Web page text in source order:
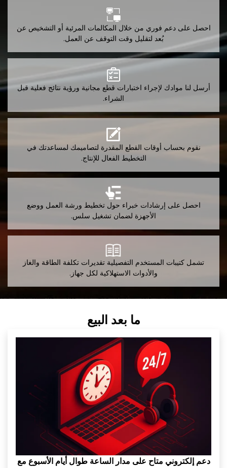
احصل على دعم فوري من خلال المكالمات المرئية أو التشخيص عن
بُعد لتقليل وقت التوقف عن العمل.
أرسل لنا موادك لإجراء اختبارات قطع مجانية ورؤية نتائج فعلية قبل
الشراء.
نقوم بحساب أوقات القطع المقدرة لتصاميمك لمساعدتك في
التخطيط الفعال للإنتاج.
احصل على إرشادات خبراء حول تخطيط ورشة العمل ووضع
الأجهزة لضمان تشغيل سلس.
تشمل كتيبات المستخدم التفصيلية تقديرات تكلفة الطاقة والغاز
والأدوات الاستهلاكية لكل جهاز.
ما بعد البيع
دعم إلكتروني متاح على مدار الساعة طوال أيام الأسبوع مع